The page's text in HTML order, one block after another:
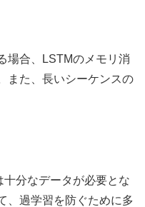
場合、LSTMのメモリ消
また、長いシーケンスの
分なデータが必要とな
、過学習を防ぐために多